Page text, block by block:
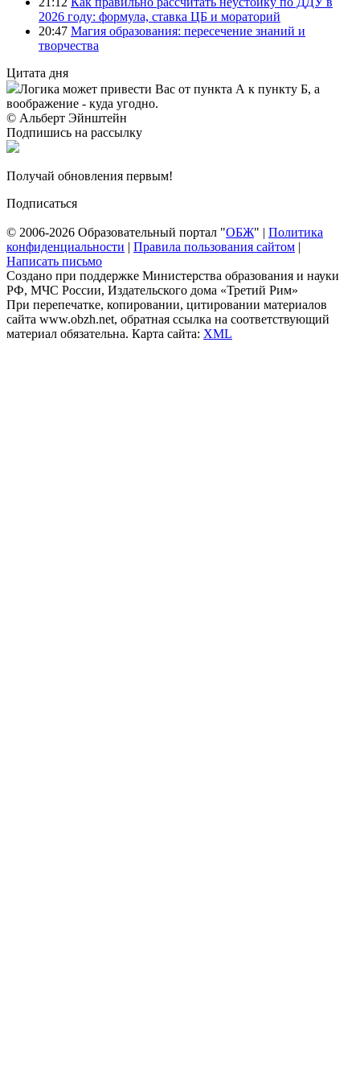
2026 году: формула, ставка ЦБ и мораторий
20:47 Магия образования: пересечение знаний и
творчества
Цитата дня
Логика может привести Вас от пункта А к пункту Б, а
воображение - куда угодно.
© Альберт Эйнштейн
Подпишись на рассылку
Получай обновления первым!
Подписаться
© 2006-2026 Образовательный портал "ОБЖ" | Политика
конфиденциальности | Правила пользования сайтом |
Написать письмо
Создано при поддержке Министерства образования и науки
РФ, МЧС России, Издательского дома «Третий Рим»
При перепечатке, копировании, цитировании материалов
сайта www.obzh.net, обратная ссылка на соответствующий
материал обязательна. Карта сайта: XML